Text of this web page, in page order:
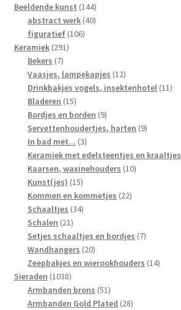
Beeldende kunst 144144
producten
abstract werk 4040
figuratief 106106
Keramiek 291291
Bekers 77
producten
Vaasjes, lampekapjes 1212
producten
Drinkbakjes vogels, insektenhotel 1111
Bladeren 1515
producten
Bordjes en borden 99
producten
Servettenhoudertjes, harten 99
In bad met... 33
producten
Keramiek met edelsteentjes en kraaltjes
Kaarsen, waxinehouders 1010
Kunst(jes) 1515
producten
Kommen en kommetjes 2222
Schaaltjes 3434
Schalen 2121
producten
Setjes schaaltjes en bordjes 77
Wandhangers 2020
producten
Zeepbakjes en wierookhouders 1414
Sieraden 10381038
producten
Armbanden brons 5151
producten
Armbanden Gold Plated 2828